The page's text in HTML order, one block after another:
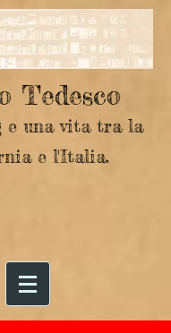
Tedesco
una vita tra la
e l'Italia.